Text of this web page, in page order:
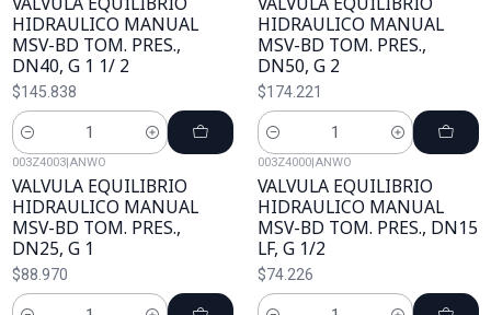
HIDRAULICO MANUAL
MSV-BD TOM. PRES.,
DN40, G 1 1/ 2
$145.838
Cantidad
HIDRAULICO MANUAL
MSV-BD TOM. PRES.,
DN50, G 2
$174.221
Cantidad
003Z4003|ANWO
VALVULA EQUILIBRIO
HIDRAULICO MANUAL
MSV-BD TOM. PRES.,
DN25, G 1
$88.970
003Z4000|ANWO
VALVULA EQUILIBRIO
HIDRAULICO MANUAL
MSV-BD TOM. PRES., DN15
LF, G 1/2
$74.226